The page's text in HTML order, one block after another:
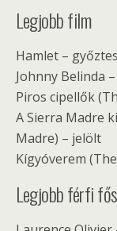
Legjobb film
Hamlet – győztes
Johnny Belinda
Piros cipellők
A Sierra Madre
Madre) – jelölt
Kígyóverem
Legjobb férfi